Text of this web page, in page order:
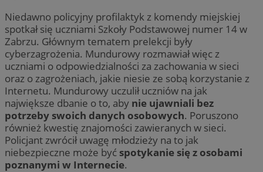
Niedawno policyjny profilaktyk z komendy miejskiej
spotkał się uczniami Szkoły Podstawowej numer 14 w
Zabrzu. Głównym tematem prelekcji były
cyberzagrożenia. Mundurowy rozmawiał więc z
uczniami o odpowiedzialności za zachowania w sieci
oraz o zagrożeniach, jakie niesie ze sobą korzystanie z
Internetu. Mundurowy uczulił uczniów na jak
największe dbanie o to, aby nie ujawniali bez
potrzeby swoich danych osobowych. Poruszono
również kwestię znajomości zawieranych w sieci.
Policjant zwrócił uwagę młodzieży na to jak
niebezpieczne może być spotykanie się z osobami
poznanymi w Internecie.